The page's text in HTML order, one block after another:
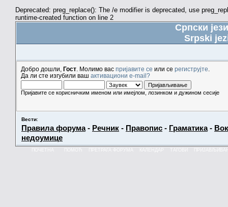
Deprecated: preg_replace(): The /e modifier is deprecated, use
runtime-created function on line 2
Српски
Srpski
Добро дошли, Гост . Молимо вас пријавите се или се региструјте
Да ли сте изгубили ваш активациони e-mail?
Пријавите се корисничким именом или имејлом, лозинком и дужином сесије
Вести:
Правила форума- Речник - Правопис - Граматика-
недоумице
КАЛЕНДАР